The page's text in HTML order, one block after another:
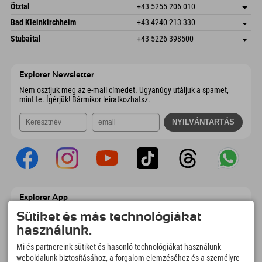
Ausztria
Könyv
Freizeitpark 10
4573 Hinterstoder
Ausztria
Cím mentése
Érkezési információk
Könyv
Ötztal +43 5255 206 010
Gscheat 14
Ausztria
Cím mentése
Könyv
Bad Kleinkirchheim +43 4240 213 330
Dorfstraße 24
9546 Bad Kleinkirchheim
Cím mentése
Érkezési információk
Stubaital +43 5226 398500
Explorer Newsletter
Nem osztjuk meg az e-mail címedet. Ugyanúgy utáljuk a spamet,
mint te. Ígérjük! Bármikor leiratkozhatsz.
Explorer App
Töltsd fel #ExplorerPillanataidat, az Úticélom
című videódat foglalási áttekintéssel,
bakancslistával, étterem áttekintéssel és
Sütiket és más technológiákat
használunk.
Mi és partnereink sütiket és hasonló technológiákat használunk
weboldalunk biztosításához, a forgalom elemzéséhez és a személyre